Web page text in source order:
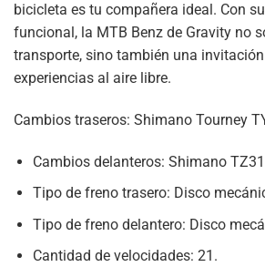
bicicleta es tu compañera ideal. Con
funcional, la MTB Benz de Gravity no
transporte, sino también una
experiencias al aire libre.
Cambios traseros: Shimano Tourney
Cambios delanteros: Shimano
Tipo de freno trasero: Disco
Tipo de freno delantero: Disco
Cantidad de velocidades: 21.